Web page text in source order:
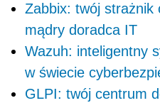
Zabbix: twój strażnik
mądry doradca IT
Wazuh: inteligentny
w świecie
GLPI: twój centrum